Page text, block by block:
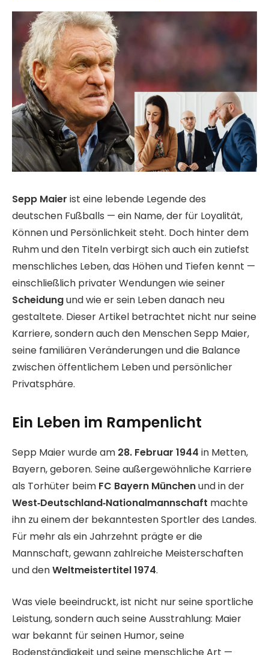
Sepp Maier ist eine lebende Legende des
deutschen Fußballs — ein Name, der für Loyalität,
Können und Persönlichkeit steht. Doch hinter dem
Ruhm und den Titeln verbirgt sich auch ein zutiefst
menschliches Leben, das Höhen und Tiefen kennt —
einschließlich privater Wendungen wie seiner
Scheidungund wie er sein Leben danach neu
gestaltete. Dieser Artikel betrachtet nicht nur seine
Karriere, sondern auch den Menschen Sepp Maier,
seine familiären Veränderungen und die Balance
zwischen öffentlichem Leben und persönlicher
Privatsphäre.
Ein Leben im Rampenlicht
Sepp Maier wurde am 28. Februar 1944 in Metten,
Bayern, geboren. Seine außergewöhnliche Karriere
als Torhüter beim FC Bayern Münchenund in der
West‑Deutschland‑Nationalmannschaft machte
ihn zu einem der bekanntesten Sportler des Landes.
Für mehr als ein Jahrzehnt prägte er die
Mannschaft, gewann zahlreiche Meisterschaften
und denWeltmeistertitel 1974.
Was viele beeindruckt, ist nicht nur seine sportliche
Leistung, sondern auch seine Ausstrahlung: Maier
war bekannt für seinen Humor, seine